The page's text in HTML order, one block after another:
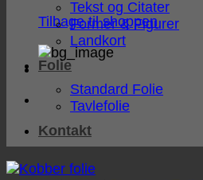
Tilbage til shoppen
Tekst og Citater
Former & Figurer
Landkort
Folie
Standard Folie
Tavlefolie
Kontakt